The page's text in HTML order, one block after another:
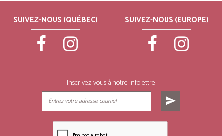
SUIVEZ-NOUS (QUÉBEC) SUIVEZ-NOUS (EUROPE)
Inscrivez-vous à notre infolettre
send